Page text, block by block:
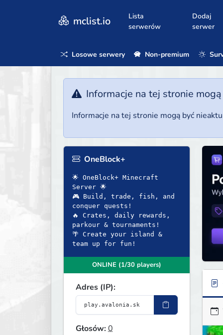
mclist.io
Lista
serwerów
Dodaj
serwer
Losowe serwery Non-premium
Informacje na tej stronie
Informacje na tej stronie mogą być
OneBlock+
🌟 OneBlock+ Minecraft
Server 🌟
🎮 Build, trade, fish, and
conquer quests!
🔥 Crates, daily rewards,
parkour & tournaments!
🌴 Create your island &
ONLINE (1/30 players)
Adres (IP):
Głosów:0